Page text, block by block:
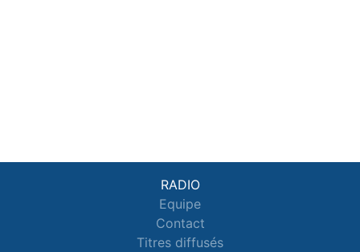
RADIO
Equipe
Contact
Titres diffusés